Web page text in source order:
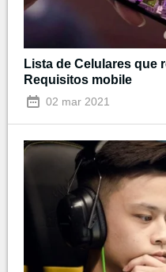
Lista de Celulares que
Requisitos mobile
02 mar 2021